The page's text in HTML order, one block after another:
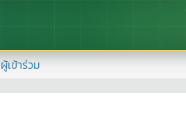
ผู้เข้าร่วม